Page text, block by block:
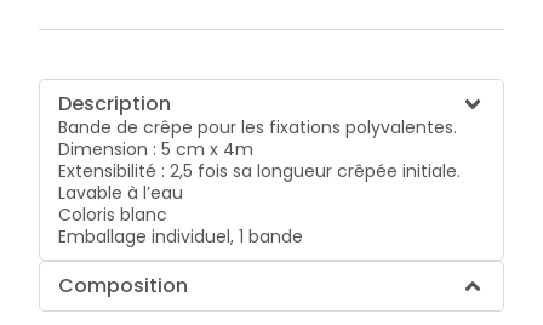
Description
Bande de crêpe pour les fixations polyvalentes.
Dimension : 5 cm x 4m
Extensibilité : 2,5 fois sa longueur crêpée initiale.
Lavable à l’eau
Coloris blanc
Emballage individuel, 1 bande
Composition